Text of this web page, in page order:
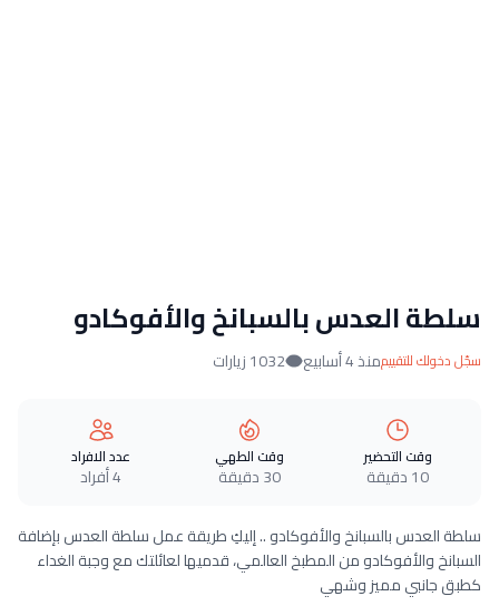
سلطة العدس بالسبانخ والأفوكادو
سجّل دخولك للتقييممنذ 4 أسابيع 1032 زيارات
وقت التحضير
10 دقيقة
وقت الطهي
30 دقيقة
عدد الافراد
4 أفراد
سلطة العدس بالسبانخ والأفوكادو .. إليكِ طريقة عمل سلطة العدس بإضافة
السبانخ والأفوكادو من المطبخ العالمي، قدميها لعائلتك مع وجبة الغداء
كطبق جانبي مميز وشهي